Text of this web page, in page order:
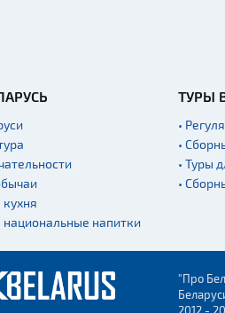
кухня
национальные напитки
ТУРЫ
•
•
• Туры
•
"Про
2012 -